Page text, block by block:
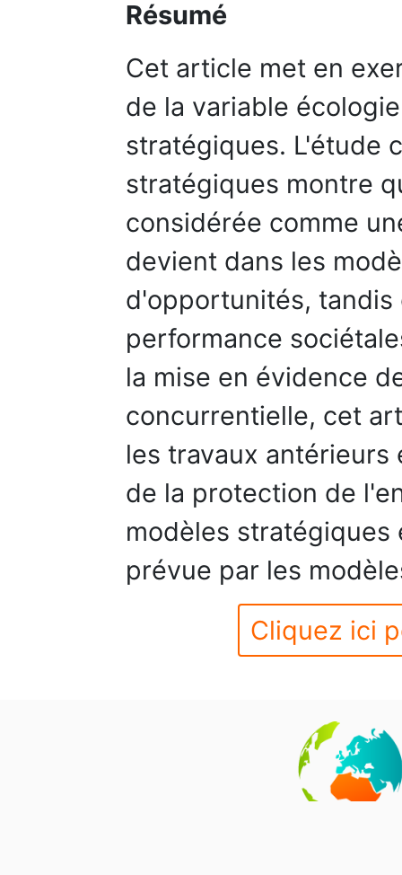
Résumé
Cet article met en
de la variable
stratégiques. L'étude
stratégiques montre
considérée comme
devient dans les
d'opportunités, tandis
performance
la mise en évidence
concurrentielle, cet
les travaux
de la protection de
modèles stratégiques
prévue par les
Cliquez ici